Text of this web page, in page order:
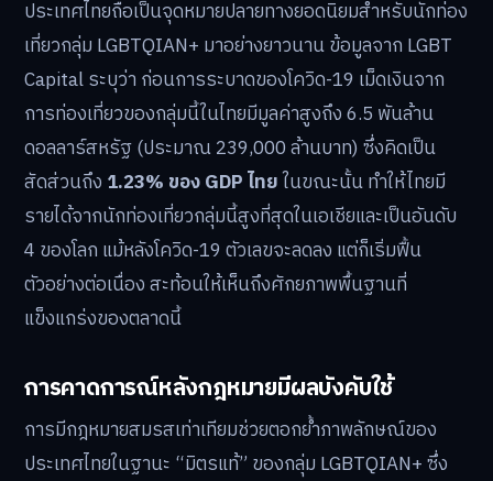
ประเทศไทยถือเป็นจุดหมายปลายทางยอดนิยมสำหรับนักท่อง
เที่ยวกลุ่ม LGBTQIAN+ มาอย่างยาวนาน ข้อมูลจาก LGBT
Capital ระบุว่า ก่อนการระบาดของโควิด-19 เม็ดเงินจาก
การท่องเที่ยวของกลุ่มนี้ในไทยมีมูลค่าสูงถึง 6.5 พันล้าน
ดอลลาร์สหรัฐ (ประมาณ 239,000 ล้านบาท) ซึ่งคิดเป็น
สัดส่วนถึง 1.23% ของ GDP ไทยในขณะนั้น ทำให้ไทยมี
รายได้จากนักท่องเที่ยวกลุ่มนี้สูงที่สุดในเอเชียและเป็นอันดับ
4 ของโลก แม้หลังโควิด-19 ตัวเลขจะลดลง แต่ก็เริ่มฟื้น
ตัวอย่างต่อเนื่อง สะท้อนให้เห็นถึงศักยภาพพื้นฐานที่
แข็งแกร่งของตลาดนี้
การคาดการณ์หลังกฎหมายมีผลบังคับใช้
การมีกฎหมายสมรสเท่าเทียมช่วยตอกย้ำภาพลักษณ์ของ
ประเทศไทยในฐานะ “มิตรแท้” ของกลุ่ม LGBTQIAN+ ซึ่ง